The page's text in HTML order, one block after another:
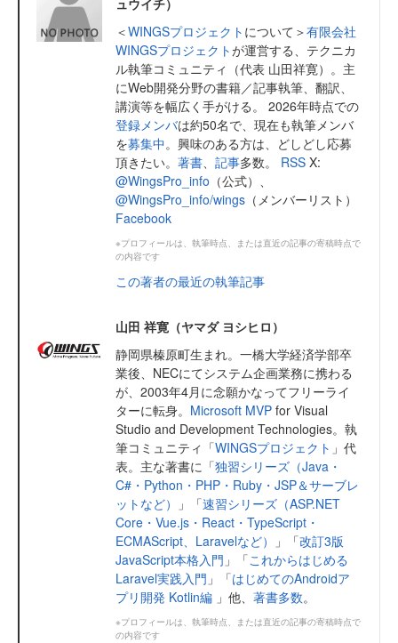
＜WINGSプロジェクト について＞有限会社
WINGSプロジェクトが運営する、テクニカ
ル執筆コミュニティ（代表 山田祥寛）。主
にWeb開発分野の書籍／記事執筆、翻訳、
講演等を幅広く手がける。 2026年時点での
登録メンバは約50名で、現在も執筆メンバ
を募集中。興味のある方は、どしどし応募
頂きたい。 著書 記事多数。 RSS X:
@WingsPro_info （公式）、
@WingsPro_info/wings （メンバーリスト）
Facebook
※プロフィールは、執筆時点、または直近の記事の寄稿時点で
の内容です
この著者の最近の執筆記事
山田 祥寛（ヤマダ ヨシヒロ）
静岡県榛原町生まれ。一橋大学経済学部卒
業後、NECにてシステム企画業務に携わる
が、2003年4月に念願かなってフリーライ
ターに転身。 Microsoft MVP for Visual
Studio and Development Technologies。執
筆コミュニティ「WINGSプロジェクト 」代
表。主な著書に「独習シリーズ（Java・
C#・Python・PHP・Ruby・JSP＆サーブレ
ットなど）
」「速習シリーズ（ASP.NET
Core・Vue.js・React・TypeScript・
ECMAScript、Laravelなど）
」「改訂3版
JavaScript本格入門 」「これからはじめる
Laravel実践入門 」「はじめてのAndroidア
プリ開発 Kotlin編 」他、 著書多数。
※プロフィールは、執筆時点、または直近の記事の寄稿時点で
の内容です